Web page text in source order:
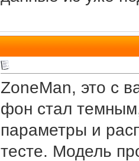
ZoneMan, это с
фон стал
параметры и
тесте. Модель